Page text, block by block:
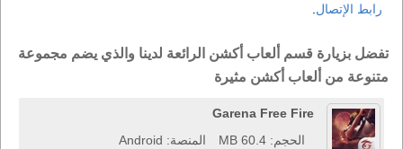
رابط الإتصال
تفضل بزيارة قسم ألعاب أكشن الرائعة لدينا والذي يضم مجموعة
متنوعة من ألعاب أكشن مثيرة
Garena Free Fire
الحجم: 60.4 MB
المنصة: Android